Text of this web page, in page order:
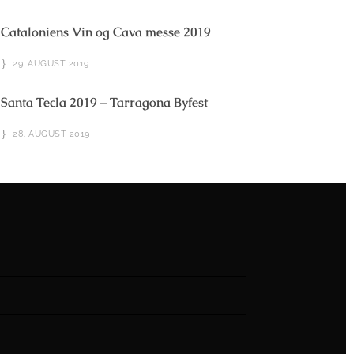
Cataloniens Vin og Cava messe 2019
29. AUGUST 2019
Santa Tecla 2019 – Tarragona Byfest
28. AUGUST 2019